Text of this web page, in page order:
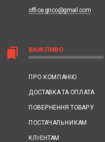
bookmarks ВАЖЛИВО
ПРО КОМПАНІЮ
ДОСТАВКА ТА ОПЛАТА
ПОВЕРНЕННЯ ТОВАРУ
ПОСТАЧАЛЬНИКАМ
КЛІЄНТАМ
office.grico@gmail.com